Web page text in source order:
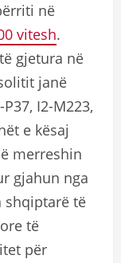
në
vitesh.
gjetura në
janë
I2-M223,
e kësaj
merreshin
gjahun nga
shqiptarë të
të
për